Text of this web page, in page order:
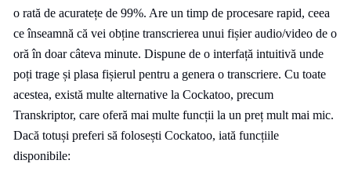
o rată de acuratețe de 99%. Are un timp de procesare rapid, ceea
ce înseamnă că vei obține transcrierea unui fișier audio/video de o
oră în doar câteva minute. Dispune de o interfață intuitivă unde
poți trage și plasa fișierul pentru a genera o transcriere. Cu toate
acestea, există multe alternative la Cockatoo, precum
Transkriptor, care oferă mai multe funcții la un preț mult mai mic.
Dacă totuși preferi să folosești Cockatoo, iată funcțiile
disponibile: